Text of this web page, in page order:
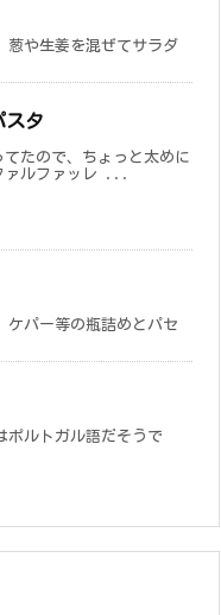
葱や生姜を混ぜてサラダ
スタ
たので、ちょっと太めに
ァルファッレ ...
ケパー等の瓶詰めとパセ
ポルトガル語だそうで